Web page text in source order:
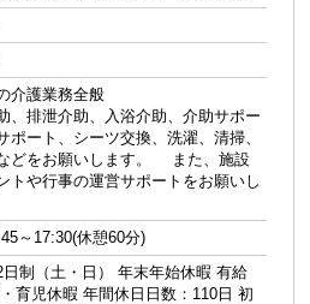
介護業務全般
、排泄介助、入浴介助、介助サポー
ポート、シーツ交換、洗濯、清掃、
どをお願いします。 また、施設
トや行事の運営サポートをお願いし
～17:30(休憩60分)
日制（土・日） 年末年始休暇 有給
育児休暇 年間休日日数：110日 初